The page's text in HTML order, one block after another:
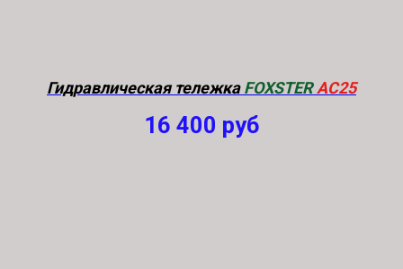
Гидравлическая тележкаFOXSTERAC25
16 400 руб